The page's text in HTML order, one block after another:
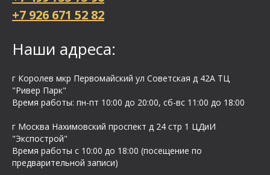
+7 926 671 52 82
Наши адреса:
г Королев мкр Первомайский ул Cоветская д 42А ТЦ
"Ривер Парк"
Время работы: пн-пт 10:00 до 20:00, сб-вс 11:00 до 18:00
г Москва Нахимовский проспект д 24 стр 1 ЦДиИ
"Экспострой"
Время работы с 10:00 до 18:00 (посещение по
предварительной записи)